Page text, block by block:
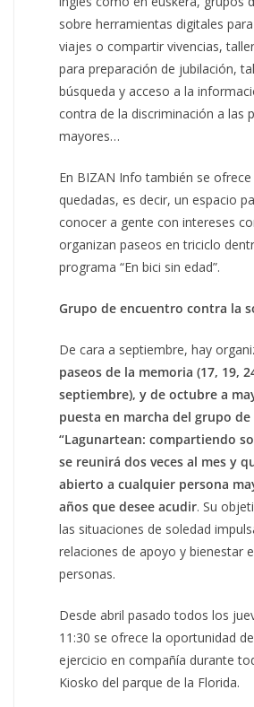
sobre herramientas digitales
viajes o compartir vivencias,
para preparación de jubilación,
búsqueda y acceso a la
contra de la discriminación a las
mayores…
En BIZAN Info también se ofrece
quedadas, es decir, un espacio
conocer a gente con intereses
organizan paseos en triciclo
programa “En bici sin edad”.
Grupo de encuentro contra la
De cara a septiembre, hay
paseos de la memoria (17, 19,
septiembre), y de octubre a
puesta en marcha del grupo
“Lagunartean: compartiendo
se reunirá dos veces al mes y
abierto a cualquier persona
años que desee acudir. Su
las situaciones de soledad
relaciones de apoyo y bienestar
personas.
Desde abril pasado todos los
11:30 se ofrece la oportunidad
ejercicio en compañía durante
Kiosko del parque de la Florida.